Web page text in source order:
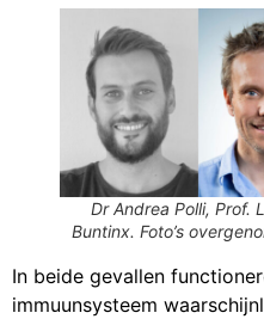
Dr Andrea Polli, Prof.
Buntinx. Foto’s
In beide gevallen
immuunsysteem